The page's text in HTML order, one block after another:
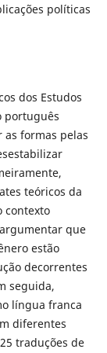
políticas
dos Estudos
português
as formas pelas
teóricos da
contexto
que
estão
decorrentes
seguida,
língua franca
diferentes
traduções de